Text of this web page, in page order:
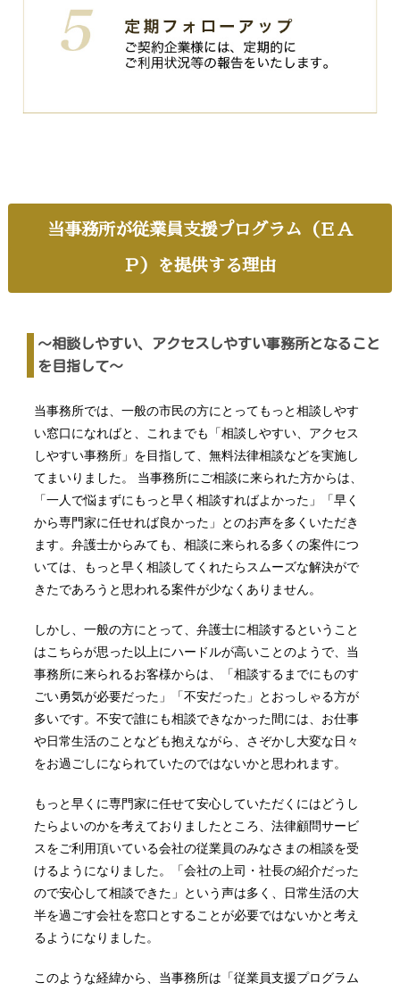
当事務所が従業員支援プログラム（ＥＡ
Ｐ）を提供する理由
～相談しやすい、アクセスしやすい事務所となること
を目指して～
当事務所では、一般の市民の方にとってもっと相談しやす
い窓口になればと、これまでも「相談しやすい、アクセス
しやすい事務所」を目指して、無料法律相談などを実施し
てまいりました。 当事務所にご相談に来られた方からは、
「一人で悩まずにもっと早く相談すればよかった」「早く
から専門家に任せれば良かった」とのお声を多くいただき
ます。弁護士からみても、相談に来られる多くの案件につ
いては、もっと早く相談してくれたらスムーズな解決がで
きたであろうと思われる案件が少なくありません。
しかし、一般の方にとって、弁護士に相談するということ
はこちらが思った以上にハードルが高いことのようで、当
事務所に来られるお客様からは、「相談するまでにものす
ごい勇気が必要だった」「不安だった」とおっしゃる方が
多いです。不安で誰にも相談できなかった間には、お仕事
や日常生活のことなども抱えながら、さぞかし大変な日々
をお過ごしになられていたのではないかと思われます。
もっと早くに専門家に任せて安心していただくにはどうし
たらよいのかを考えておりましたところ、法律顧問サービ
スをご利用頂いている会社の従業員のみなさまの相談を受
けるようになりました。「会社の上司・社長の紹介だった
ので安心して相談できた」という声は多く、日常生活の大
半を過ごす会社を窓口とすることが必要ではないかと考え
るようになりました。
このような経緯から、当事務所は「従業員支援プログラム